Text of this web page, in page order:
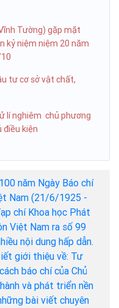
Tường) gặp mặt
kỷ niệm niệm 20 năm
tư cơ sở vật chất,
lí nghiêm chủ phương
điều kiện
năm Ngày Báo chí
Nam (21/6/1925 -
chí Khoa học Phát
Việt Nam ra số 99
nội dung hấp dẫn.
giới thiệu về: Tư
báo chí của Chủ
và phát triển nền
bài viết chuyên